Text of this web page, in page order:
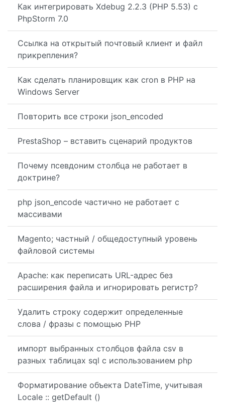
Как интегрировать Xdebug 2.2.3 (PHP 5.53) с
PhpStorm 7.0
Ссылка на открытый почтовый клиент и файл
прикрепления?
Как сделать планировщик как cron в PHP на
Windows Server
Повторить все строки json_encoded
PrestaShop – вставить сценарий продуктов
Почему псевдоним столбца не работает в
доктрине?
php json_encode частично не работает с
массивами
Magento; частный / общедоступный уровень
файловой системы
Apache: как переписать URL-адрес без
расширения файла и игнорировать регистр?
Удалить строку содержит определенные
слова / фразы с помощью PHP
импорт выбранных столбцов файла csv в
разных таблицах sql с использованием php
Форматирование объекта DateTime, учитывая
Locale :: getDefault ()